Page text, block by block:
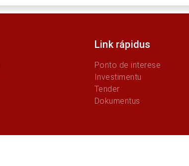
Link rápidus
Ponto de interese
Investimentu
Tender
Dokumentus